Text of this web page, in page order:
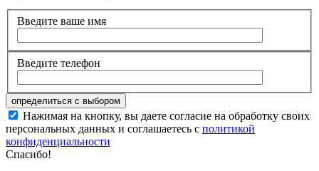
Введите ваше имя
Введите телефон
Нажимая на кнопку, вы даете согласие на обработку своих
персональных данных и соглашаетесь с политикой
конфиденциальности
Спасибо!